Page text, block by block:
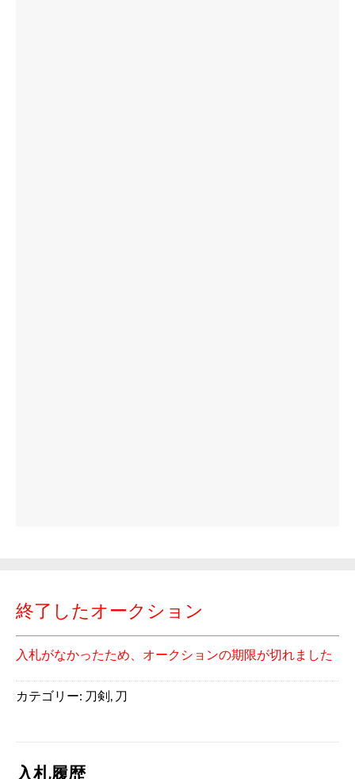
このオークションは終了しました。
入札がなかったため、オークションの期限が切れました
オークション開始
2026/04/08 (水) 13:41